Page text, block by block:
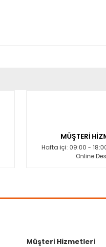
MÜŞTERİ
Hafta içi: 09:00 -
Online
Müşteri Hizmetleri